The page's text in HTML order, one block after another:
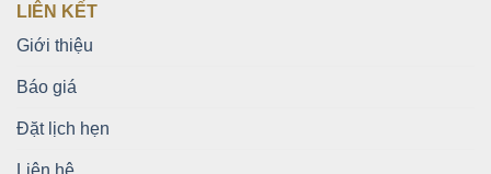
LIÊN KẾT
Giới thiệu
Báo giá
Đặt lịch hẹn
Liên hệ